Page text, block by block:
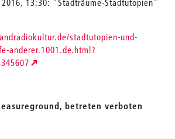
13:30: "Stadträume-Stadtutopien"
stadtutopien-und-
anderer.1001.de.html?
betreten verboten